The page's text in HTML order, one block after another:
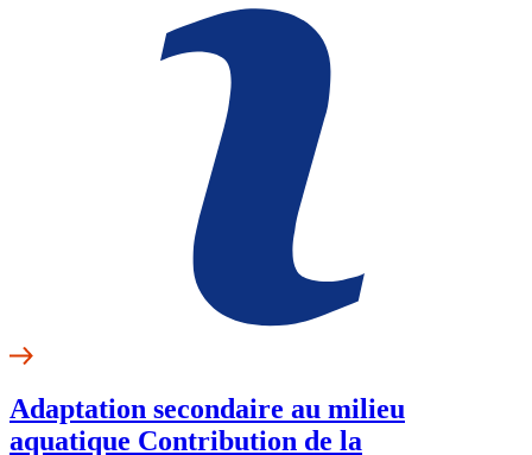
Adaptation secondaire au milieu
aquatique Contribution de la